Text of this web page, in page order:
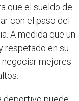
que el sueldo de
con el paso del
A medida que un
respetado en su
mejores